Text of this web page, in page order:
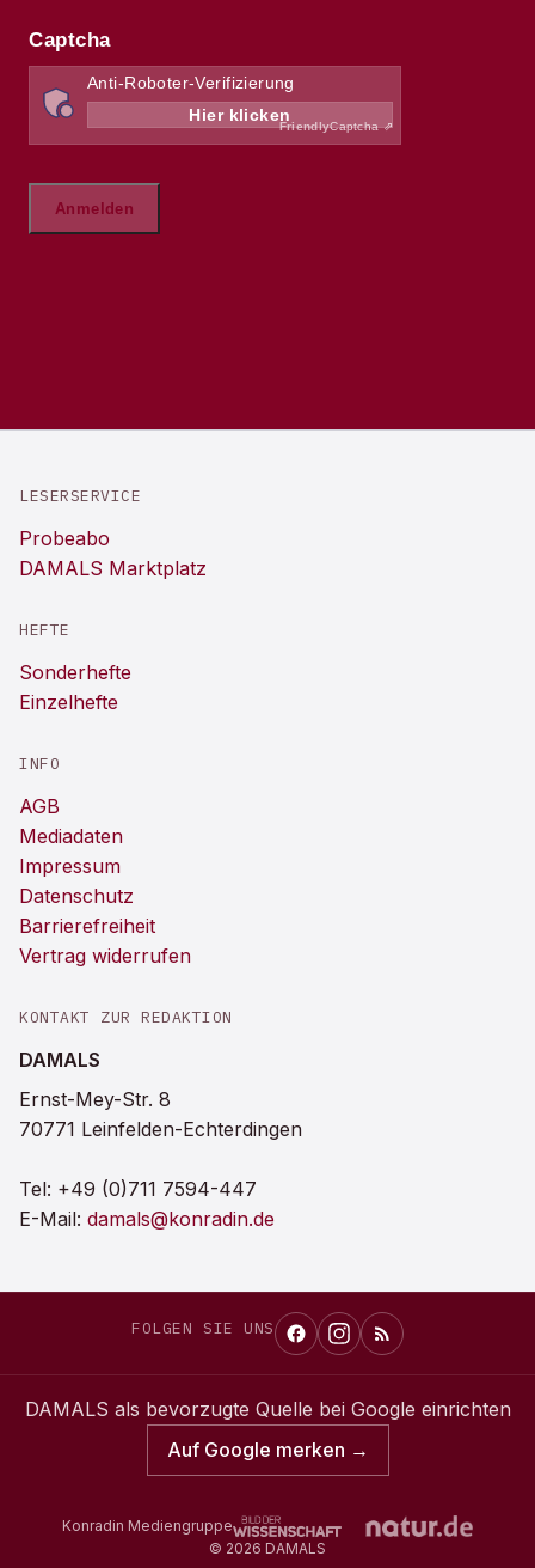
LESERSERVICE
Probeabo
DAMALS Marktplatz
HEFTE
Sonderhefte
Einzelhefte
INFO
AGB
Mediadaten
Impressum
Datenschutz
Barrierefreiheit
Vertrag widerrufen
KONTAKT ZUR REDAKTION
DAMALS
Ernst-Mey-Str. 8
70771 Leinfelden-Echterdingen
Tel: +49 (0)711 7594-447
E-Mail: damals@konradin.de
FOLGEN SIE UNS
DAMALS als bevorzugte Quelle bei Google einrichten
Auf Google merken →
Konradin Mediengruppe
© 2026 DAMALS